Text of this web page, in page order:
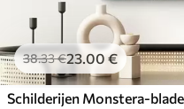
38.33€23.00 €
Schilderijen Monstera-